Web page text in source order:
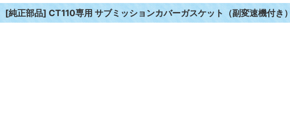
[純正部品] CT110専用 サブミッションカバーガスケット（副変速機付き）